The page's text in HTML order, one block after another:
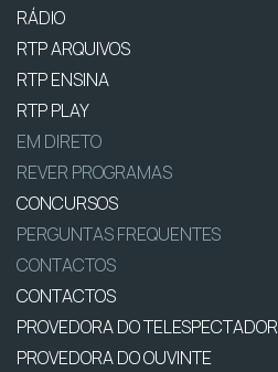
RÁDIO
RTP ARQUIVOS
RTP ENSINA
RTP PLAY
EM DIRETO
REVER PROGRAMAS
CONCURSOS
PERGUNTAS FREQUENTES
CONTACTOS
CONTACTOS
PROVEDORA DO TELESPECTADOR
PROVEDORA DO OUVINTE